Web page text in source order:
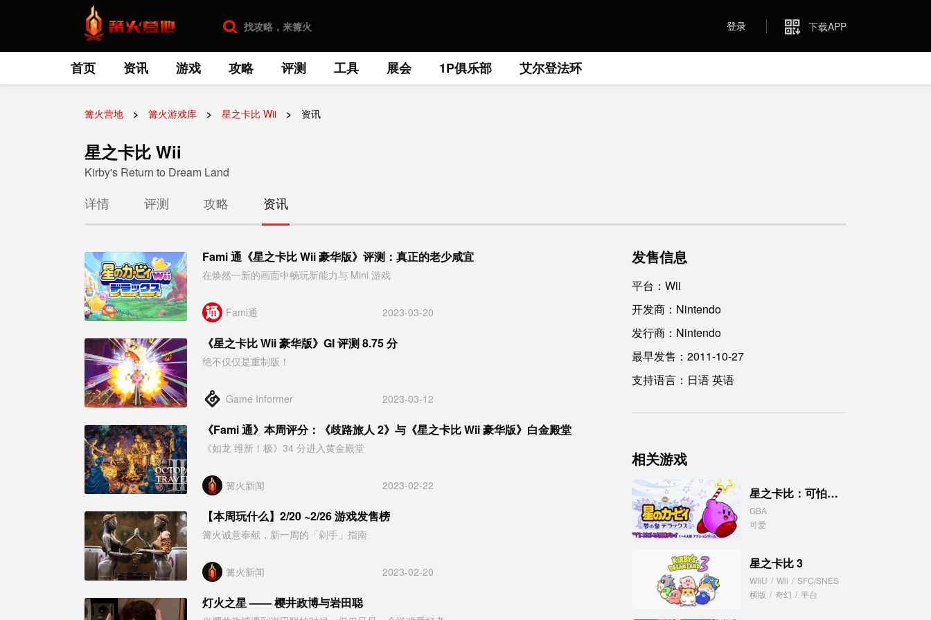
登录 下载APP
首页 资讯 游戏 攻略 评测 工具 展会 1P俱乐部 艾尔登法环
篝火营地 篝火游戏库 星之卡比 Wii 资讯
星之卡比 Wii
Kirby's Return to Dream Land
详情 评测 攻略 资讯
Fami 通《星之卡比 Wii 豪华版》评测：真正的老少咸宜
在焕然一新的画面中畅玩新能力与 Mini 游戏
Fami通 2023-03-20
《星之卡比 Wii 豪华版》GI 评测 8.75 分
绝不仅仅是重制版！
Game Informer 2023-03-12
《Fami 通》本周评分：《歧路旅人 2》与《星之卡比 Wii 豪华版》白金殿堂
《如龙 维新！极》34 分进入黄金殿堂
篝火新闻 2023-02-22
【本周玩什么】2/20 ~2/26 游戏发售榜
篝火诚意奉献，新一周的「剁手」指南
篝火新闻 2023-02-20
灯火之星 —— 樱井政博与岩田聪
发售信息
平台：Wii
开发商：Nintendo
发行商：Nintendo
最早发售：2011-10-27
支持语言：日语 英语
相关游戏
星之卡比：可怕的梦境
GBA
可爱
星之卡比 3
WiiU / Wii / SFC/SNES
横版 / 奇幻 / 平台